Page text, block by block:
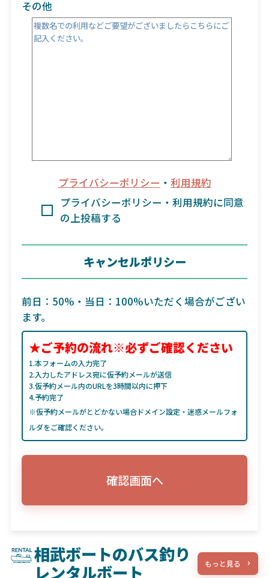
その他
プライバシーポリシー ・ 利用規約
プライバシーポリシー・利用規約に同意
の上投稿する
キャンセルポリシー
前日：50%・当日：100%いただく場合がござい
ます。
★ご予約の流れ※必ずご確認ください
1.本フォームの入力完了
2.入力したアドレス宛に仮予約メールが送信
3.仮予約メール内のURLを3時間以内に押下
4.予約完了
※仮予約メールがとどかない場合ドメイン設定・迷惑メールフォ
ルダをご確認ください。
確認画面へ
相武ボートのバス釣り
レンタルボート
もっと見る